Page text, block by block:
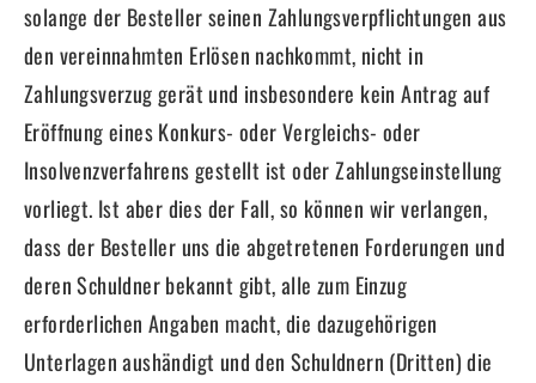
solange der Besteller seinen Zahlungsverpflichtungen aus
den vereinnahmten Erlösen nachkommt, nicht in
Zahlungsverzug gerät und insbesondere kein Antrag auf
Eröffnung eines Konkurs- oder Vergleichs- oder
Insolvenzverfahrens gestellt ist oder Zahlungseinstellung
vorliegt. Ist aber dies der Fall, so können wir verlangen,
dass der Besteller uns die abgetretenen Forderungen und
deren Schuldner bekannt gibt, alle zum Einzug
erforderlichen Angaben macht, die dazugehörigen
Unterlagen aushändigt und den Schuldnern (Dritten) die